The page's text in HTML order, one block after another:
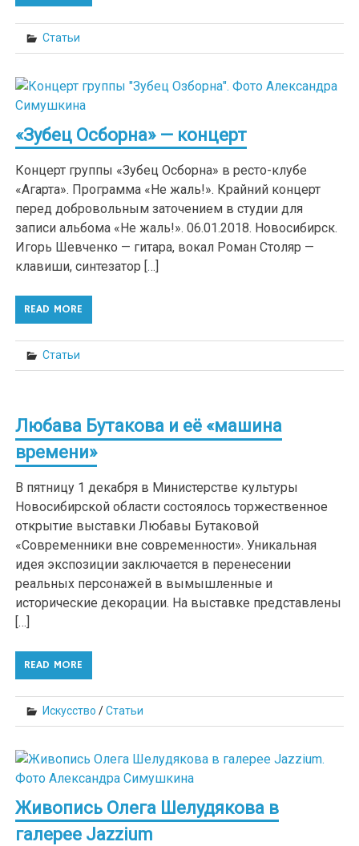
Статьи
«Зубец Осборна» — концерт
Концерт группы «Зубец Осборна» в ресто-клубе
«Агарта». Программа «Не жаль!». Крайний концерт
перед добровольным заточением в студии для
записи альбома «Не жаль!». 06.01.2018. Новосибирск.
Игорь Шевченко — гитара, вокал Роман Столяр —
клавиши, синтезатор […]
READ MORE
Статьи
Любава Бутакова и её «машина
времени»
В пятницу 1 декабря в Министерстве культуры
Новосибирской области состоялось торжественное
открытие выставки Любавы Бутаковой
«Современники вне современности». Уникальная
идея экспозиции заключается в перенесении
реальных персонажей в вымышленные и
исторические декорации. На выставке представлены
[…]
READ MORE
Искусство /Статьи
Живопись Олега Шелудякова в
галерее Jazzium